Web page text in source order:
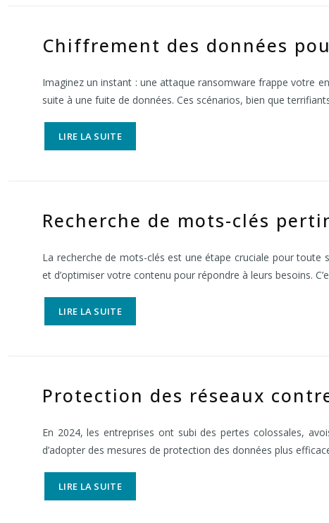
Chiffrement des données
Imaginez un instant : une attaque ransomware frappe votre
suite à une fuite de données. Ces scénarios, bien que
LIRE LA SUITE
Recherche de mots-clés
La recherche de mots-clés est une étape cruciale pour toute
et d’optimiser votre contenu pour répondre à leurs besoins.
LIRE LA SUITE
Protection des réseaux
En 2024, les entreprises ont subi des pertes colossales,
d’adopter des mesures de protection des données plus
LIRE LA SUITE